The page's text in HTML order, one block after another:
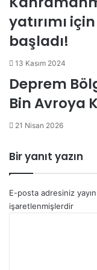
yatırımı
başladı!
13 Kasım 2024
Deprem
Bin Avroya
21 Nisan 2026
Bir yanıt yazın
E-posta adresiniz
işaretlenmişlerdir